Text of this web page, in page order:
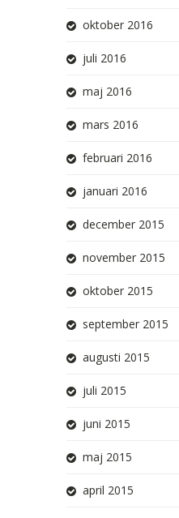
oktober 2016
juli 2016
maj 2016
mars 2016
februari 2016
januari 2016
december 2015
november 2015
oktober 2015
september 2015
augusti 2015
juli 2015
juni 2015
maj 2015
april 2015